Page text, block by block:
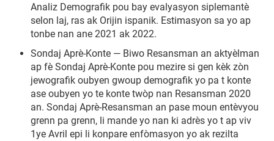
Analiz Demografik pou bay evalyasyon siplemantè
selon laj, ras ak Orijin ispanik. Estimasyon sa yo ap
tonbe nan ane 2021 ak 2022.
Sondaj Aprè-Konte — Biwo Resansman an aktyèlman
ap fè Sondaj Aprè-Konte pou mezire si gen kèk zòn
jewografik oubyen gwoup demografik yo pa t konte
ase oubyen yo te konte twòp nan Resansman 2020
an. Sondaj Aprè-Resansman an pase moun entèvyou
grenn pa grenn, li mande yo nan ki adrès yo t ap viv
1ye Avril epi li konpare enfòmasyon yo ak rezilta